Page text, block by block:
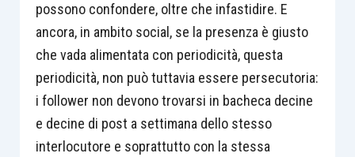
possono confondere, oltre che infastidire. E
ancora, in ambito social, se la presenza è giusto
che vada alimentata con periodicità, questa
periodicità, non può tuttavia essere persecutoria:
i follower non devono trovarsi in bacheca decine
e decine di post a settimana dello stesso
interlocutore e soprattutto con la stessa